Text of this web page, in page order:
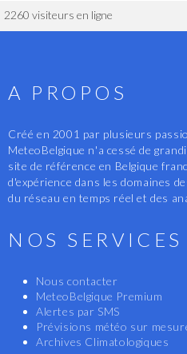
2260 visiteurs en ligne
A PROPOS
Créé en 2001 par plusieurs
MeteoBelgique n'a cessé de
site de référence en Belgique
d'expérience dans les domaines
du réseau en temps réel et des
NOS SERVICES
Nous contacter
MeteoBelgique Premium
Alertes par SMS
Prévisions météo sur
Archives Climatologiques